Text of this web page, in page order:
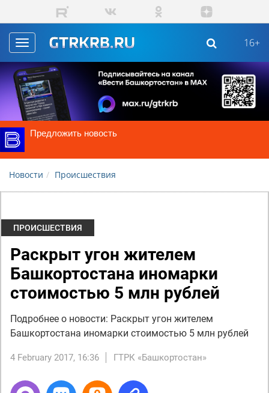
Skip to main content
Toggle
navigation
16+
Предложить новость
Новости Происшествия
ПРОИСШЕСТВИЯ
Раскрыт угон жителем
Башкортостана иномарки
стоимостью 5 млн рублей
Подробнее о новости: Раскрыт угон жителем
Башкортостана иномарки стоимостью 5 млн рублей
4 February 2017, 16:36 ГТРК «Башкортостан»